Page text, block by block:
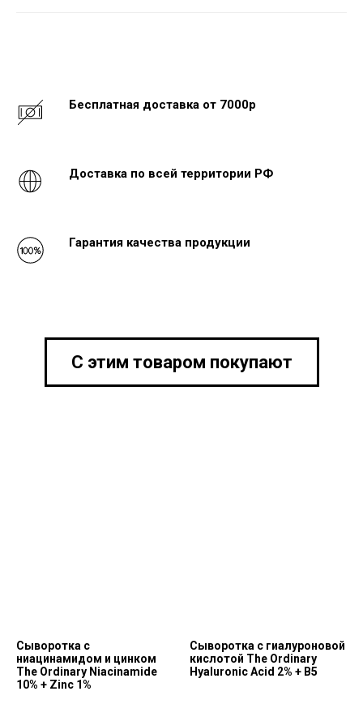
Бесплатная доставка от 7000р
Доставка по всей территории РФ
Гарантия качества продукции
С этим товаром покупают
Сыворотка с
ниацинамидом и цинком
The Ordinary Niacinamide
10% + Zinc 1%
Сыворотка с гиалуроновой
кислотой The Ordinary
Hyaluronic Acid 2% + В5